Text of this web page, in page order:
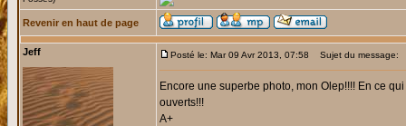
Revenir en haut de page
Jeff Posté le: Mar 09 Avr 2013, 07:58 Sujet du message:
Encore une superbe photo, mon Olep!!!! En ce
ouverts!!!
A+